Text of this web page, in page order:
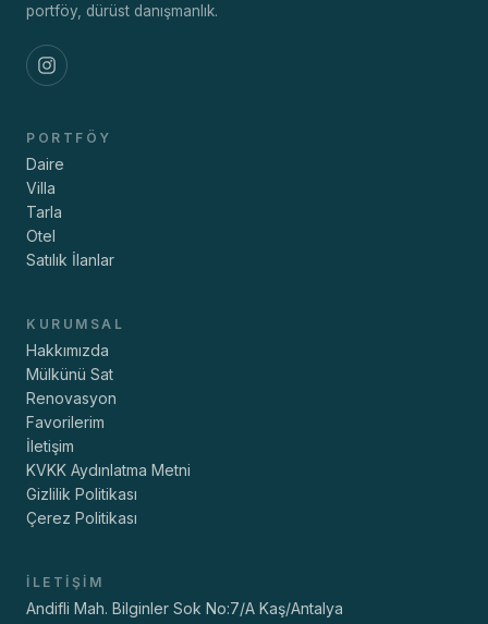
portföy, dürüst danışmanlık.
PORTFÖY
Daire
Villa
Tarla
Otel
Satılık İlanlar
KURUMSAL
Hakkımızda
Mülkünü Sat
Renovasyon
Favorilerim
İletişim
KVKK Aydınlatma Metni
Gizlilik Politikası
Çerez Politikası
İLETIŞIM
Andifli Mah. Bilginler Sok No:7/A Kaş/Antalya